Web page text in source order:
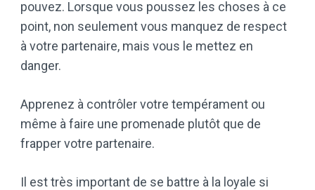
pouvez. Lorsque vous poussez les choses à ce
point, non seulement vous manquez de respect
à votre partenaire, mais vous le mettez en
danger.
Apprenez à contrôler votre tempérament ou
même à faire une promenade plutôt que de
frapper votre partenaire.
Il est très important de se battre à la loyale si